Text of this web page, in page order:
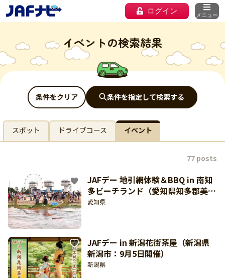
ログイン メニュー
イベントの検索結果
条件をクリア 条件を指定して検索する
スポット ドライブコース イベント
77 posts
JAFデー 地引網体験＆BBQ in 南知
多ビーチランド（愛知県知多郡美浜
町：9月19日開催）【東海北陸 どき
愛知県
JAFデー in 新潟花街茶屋（新潟県
新潟市：9月5日開催）
新潟県